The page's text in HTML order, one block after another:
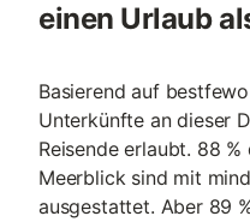
einen Urlaub
Basierend auf
Unterkünfte an dieser
Reisende erlaubt. 88
Meerblick sind mit
ausgestattet. Aber 89